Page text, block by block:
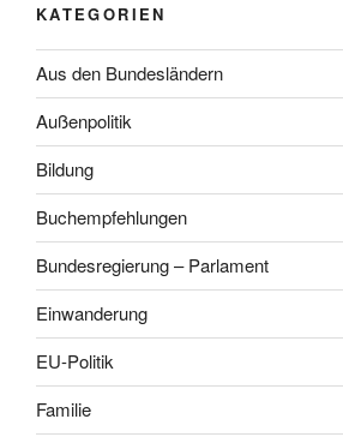
KATEGORIEN
Aus den Bundesländern
Außenpolitik
Bildung
Buchempfehlungen
Bundesregierung – Parlament
Einwanderung
EU-Politik
Familie